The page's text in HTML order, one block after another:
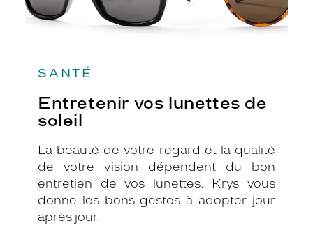
SANTÉ
Entretenir vos lunettes de
soleil
La beauté de votre regard et la qualité
de votre vision dépendent du bon
entretien de vos lunettes. Krys vous
donne les bons gestes à adopter jour
après jour.